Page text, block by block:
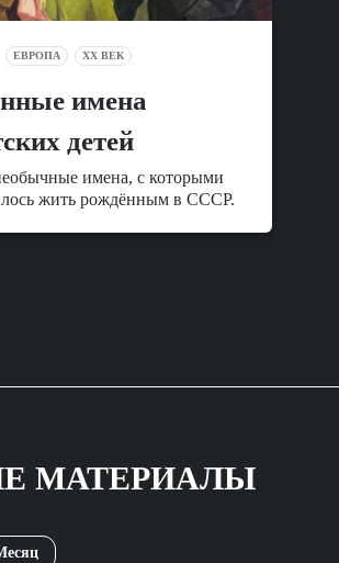
ЕВРОПА XX ВЕК
имена
детей
имена, с которыми
жить рождённым в СССР.
МАТЕРИАЛЫ